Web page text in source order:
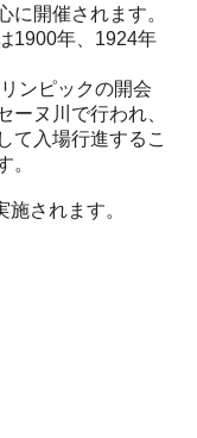
に開催されます。
1900年、1924年
ンピックの開会
ーヌ川で行われ、
て入場行進するこ
。
されます。